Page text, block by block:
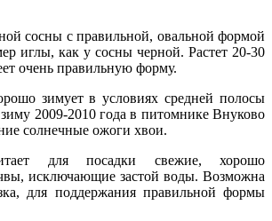
сосны с правильной, овальной формой
иглы, как у сосны черной. Растет 20-30
очень правильную форму.
зимует в условиях средней полосы
2009-2010 года в питомнике Внуково
солнечные ожоги хвои.
для посадки свежие, хорошо
исключающие застой воды. Возможна
для поддержания правильной формы